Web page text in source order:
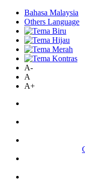
Bahasa Malaysia
Others Language
A-
A
A+